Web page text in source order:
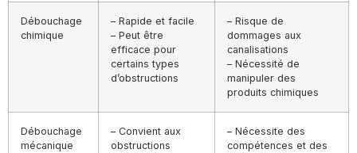
Débouchage
chimique
– Rapide et facile
– Peut être
efficace pour
certains types
d’obstructions
– Risque de
dommages aux
canalisations
– Nécessité de
manipuler des
produits chimiques
Débouchage
mécanique
– Convient aux
obstructions
– Nécessite des
compétences et des